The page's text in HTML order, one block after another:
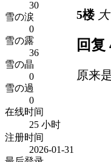
30
雪の涙
0
雪の露
36
雪の晶
0
雪の過
0
在线时间
25 小时
注册时间
2026-01-31
5楼 大
回复
原来